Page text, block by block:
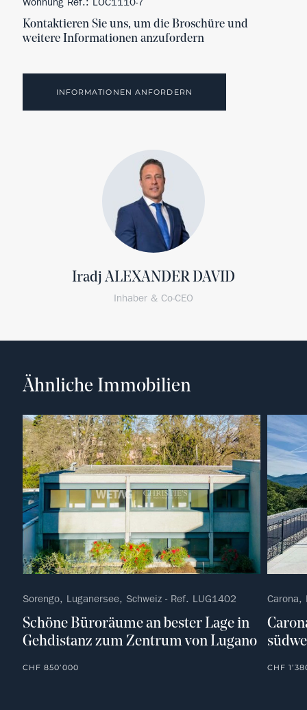
Kontaktieren Sie uns, um die Broschüre und
weitere Informationen anzufordern
INFORMATIONEN ANFORDERN
Iradj ALEXANDER DAVID
Inhaber & Co-CEO
Ähnliche Immobilien
Sorengo, Luganersee, Schweiz - Ref. LUG1402
Schöne Büroräume an bester Lage in
Gehdistanz zum Zentrum von Lugano
CHF 850’000
Carona,
CHF